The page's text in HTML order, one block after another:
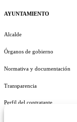
AYUNTAMIENTO
Alcalde
Órganos de gobierno
Normativa y documentación
Transparencia
Perfil del contratante